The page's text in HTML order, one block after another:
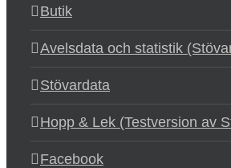
Butik
Avelsdata och statistik
Stövardata
Hopp & Lek (Testversion av
Facebook